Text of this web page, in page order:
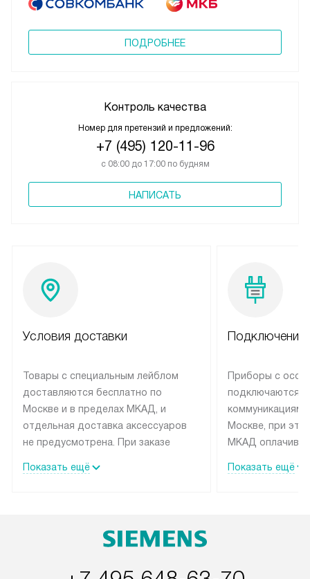
ПОДРОБНЕЕ
Контроль качества
Номер для претензий и предложений:
+7 (495) 120-11-96
с 08:00 до 17:00 по будням
НАПИСАТЬ
Условия доставки
Товары с специальным лейблом
доставляются бесплатно по
Москве и в пределах МКАД, и
отдельная доставка аксессуаров
не предусмотрена. При заказе
рекомендуем обсудить с
быть отправлены покупателю в
интересен товар «Под заказ»,
Показать ещё
Подключение
Приборы с
подключаются к
коммуникациям
Москве, при
МКАД
партнера
монтажу
Показать ещё